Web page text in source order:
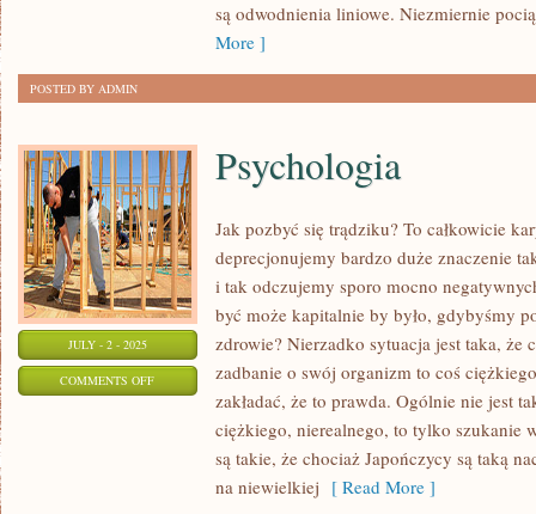
EKONOMICZNE
są odwodnienia liniowe. Niezmiernie
More ]
POSTED BY ADMIN
JULY - 2 - 2025
COMMENTS OFFON
PSYCHOLOGIA
Psychologia
Jak pozbyć się trądziku? To całkowicie
deprecjonujemy bardzo duże znaczenie
i tak odczujemy sporo mocno
być może kapitalnie by było, gdybyśmy
zdrowie? Nierzadko sytuacja jest taka, że
zadbanie o swój organizm to coś
zakładać, że to prawda. Ogólnie nie jest
ciężkiego, nierealnego, to tylko szukanie
są takie, że chociaż Japończycy są taką
na niewielkiej [ Read More ]